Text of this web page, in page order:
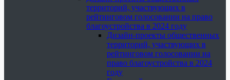
территорий, участвующих в
рейтинговом голосовании на право
благоустройства в 2024 году
Дизайн-проекты общественных
территорий, участвующих в
рейтинговом голосовании на
право благоустройства в 2024
году